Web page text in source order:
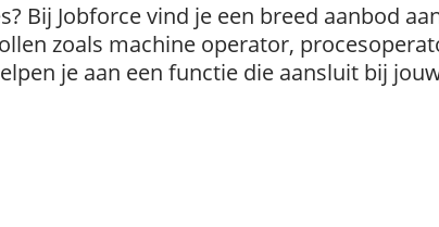
Bij Jobforce vind je een breed aanbod
zoals machine operator,
je aan een functie die aansluit bij